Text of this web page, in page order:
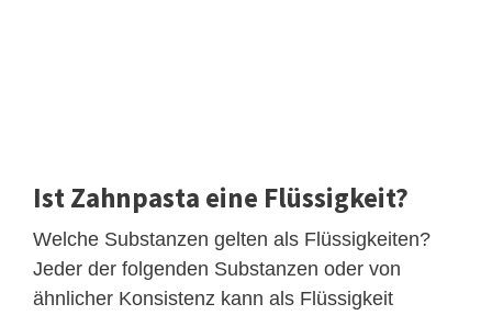
Ist Zahnpasta eine Flüssigkeit?
Welche Substanzen gelten als Flüssigkeiten?
Jeder der folgenden Substanzen oder von
ähnlicher Konsistenz kann als Flüssigkeit